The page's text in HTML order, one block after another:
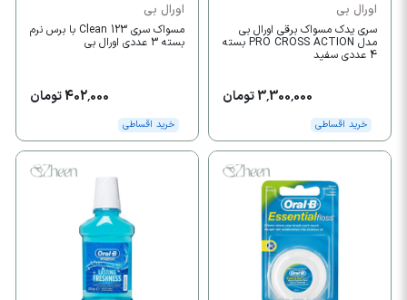
اورال بی
سری یدک مسواک برقی اورال بی
مدل PRO CROSS ACTION بسته
4 عددی سفید
3,300,000 تومان
خرید اقساطی
اورال بی
مسواک سری 123 Clean با برس نرم
بسته 3 عددی اورال بی
402,000 تومان
خرید اقساطی